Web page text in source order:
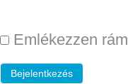
Emlékezzen rám